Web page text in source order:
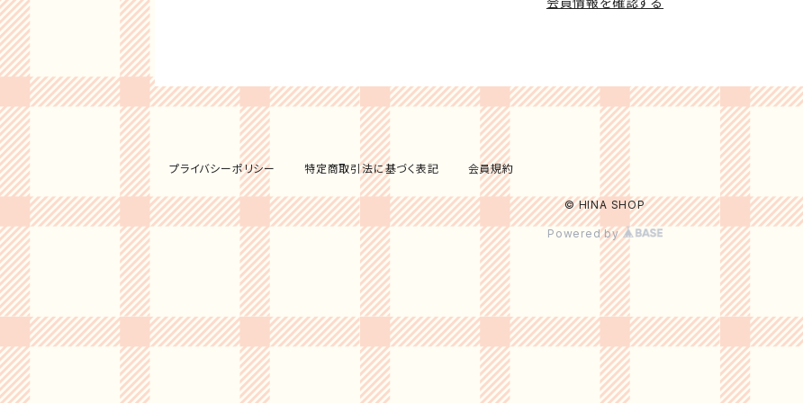
プライバシーポリシー 特定商取引法に基づく表記 会員規約
© HINA SHOP
Powered by